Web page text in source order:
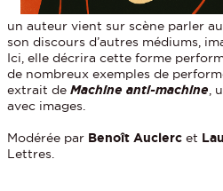
un auteur vient sur scène parler
son discours d’autres médiums,
Ici, elle décrira cette forme
de nombreux exemples de
extrait deMachine anti-machine ,
avec images.
Modérée par Benoît Auclerc et
Lettres.